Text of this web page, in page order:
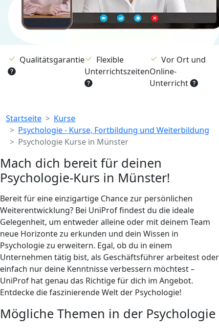
Qualitätsgarantie
Flexible
Unterrichtszeiten
Vor Ort und
Online-
Unterricht
Breadcrumb
Startseite
Kurse
Psychologie - Kurse, Fortbildung und Weiterbildung
Psychologie Kurse in Münster
Mach dich bereit für deinen
Psychologie-Kurs in Münster!
Bereit für eine einzigartige Chance zur persönlichen
Weiterentwicklung? Bei UniProf findest du die ideale
Gelegenheit, um entweder alleine oder mit deinem Team
neue Horizonte zu erkunden und dein Wissen in
Psychologie zu erweitern. Egal, ob du in einem
Unternehmen tätig bist, als Geschäftsführer arbeitest oder
einfach nur deine Kenntnisse verbessern möchtest –
UniProf hat genau das Richtige für dich im Angebot.
Entdecke die faszinierende Welt der Psychologie!
Mögliche Themen in der Psychologie